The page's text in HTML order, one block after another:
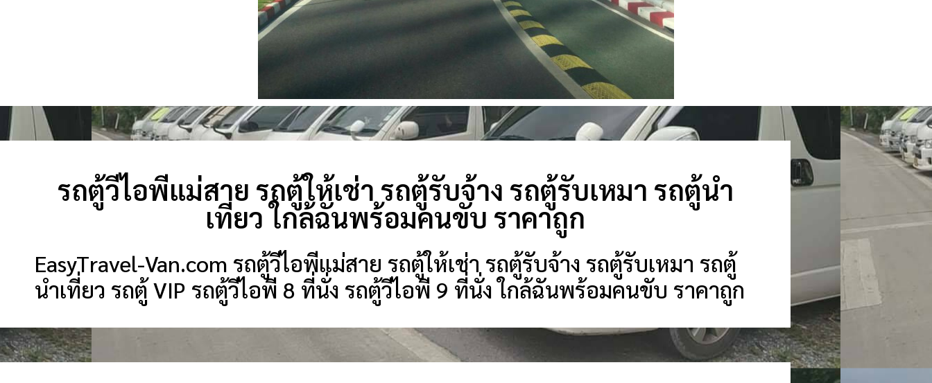
รถตู้วีไอพีแม่สาย รถตู้ให้เช่า รถตู้รับจ้าง รถตู้รับเหมา รถตู้นำ
เที่ยว ใกล้ฉันพร้อมคนขับ ราคาถูก
EasyTravel-Van.com รถตู้วีไอพีแม่สาย รถตู้ให้เช่า รถตู้รับจ้าง รถตู้รับเหมา รถตู้
นำเที่ยว รถตู้ VIP รถตู้วีไอพี 8 ที่นั่ง รถตู้วีไอพี 9 ที่นั่ง ใกล้ฉันพร้อมคนขับ ราคาถูก